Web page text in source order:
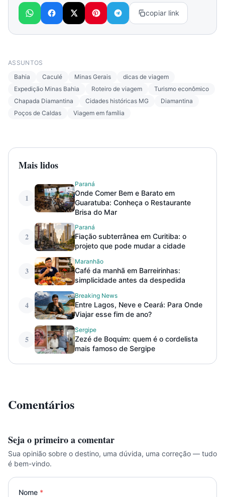
copiar link
ASSUNTOS
Bahia
Caculé Minas Gerais
dicas de viagem
Expedição Minas Bahia
Roteiro de viagem
Turismo econômico
Chapada Diamantina
Cidades históricas MG
Diamantina
Poços de Caldas
Viagem em família
Mais lidos
1
Paraná
Onde Comer Bem e Barato em
Guaratuba: Conheça o Restaurante
Brisa do Mar
2
Paraná
Fiação subterrânea em Curitiba: o
projeto que pode mudar a cidade
3
Maranhão
Café da manhã em Barreirinhas:
simplicidade antes da despedida
4
Breaking News
Entre Lagos, Neve e Ceará: Para Onde
Viajar esse fim de ano?
5
Sergipe
Zezé de Boquim: quem é o cordelista
mais famoso de Sergipe
Comentários
Seja o primeiro a comentar
Sua opinião sobre o destino, uma dúvida, uma correção — tudo
é bem-vindo.
Nome *